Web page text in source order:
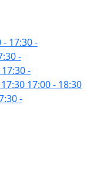
- 17:30-
-
-
17:00 - 18:30
-